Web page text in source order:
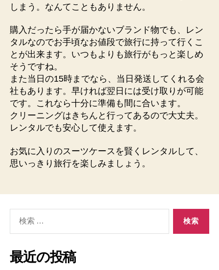
しまう。なんてこともありません。
購入だったら手が届かないブランド物でも、レン
タルなのでお手頃なお値段で旅行に持って行くこ
とが出来ます。いつもよりも旅行がもっと楽しめ
そうですね。
また当日の15時までなら、当日発送してくれる会
社もあります。早ければ翌日には受け取りが可能
です。これなら十分に準備も間に合います。
クリーニングはきちんと行ってあるので大丈夫。
レンタルでも安心して使えます。
お気に入りのスーツケースを賢くレンタルして、
思いっきり旅行を楽しみましょう。
象:
最近の投稿